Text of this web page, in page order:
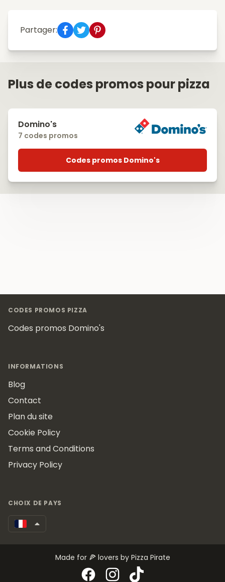
Partager:
Plus de codes promos pour pizza
Domino's
7 codes promos
Codes promos Domino's
CODES PROMOS PIZZA
Codes promos Domino's
INFORMATIONS
Blog
Contact
Plan du site
Cookie Policy
Terms and Conditions
Privacy Policy
CHOIX DE PAYS
Made for 🍕 lovers by Pizza Pirate
FacebookInstagram
TikTok